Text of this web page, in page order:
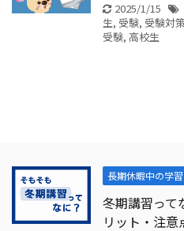
2025/1/15
生, 受験, 受験対
受験, 高校生
長期休暇中の学習
冬期講習って
リット・注意